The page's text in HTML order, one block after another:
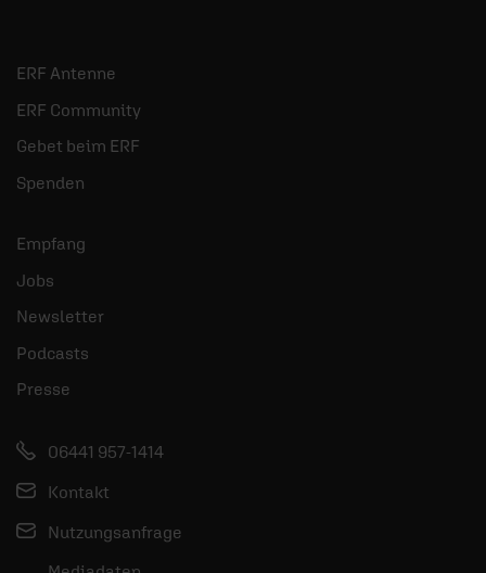
ERF Antenne
ERF Community
Gebet beim ERF
Spenden
Empfang
Jobs
Newsletter
Podcasts
Presse
06441 957-1414
Kontakt
Nutzungsanfrage